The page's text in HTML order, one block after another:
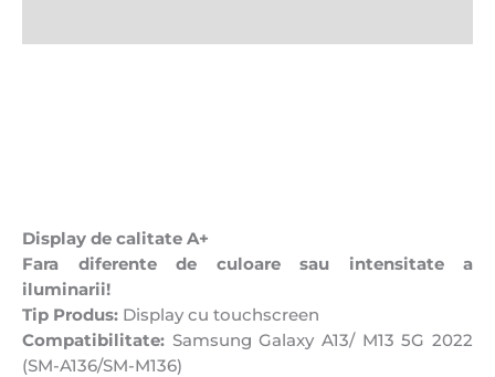
Display de calitate A+
Fara diferente de culoare sau intensitate a
iluminarii!
Tip Produs: Display cu touchscreen
Compatibilitate: Samsung Galaxy A13/ M13 5G 2022
(SM-A136/SM-M136)